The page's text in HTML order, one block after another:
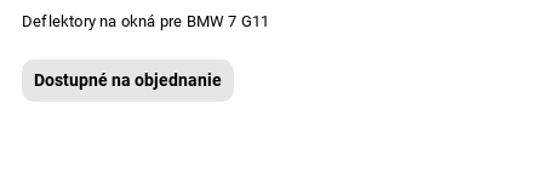
Deflektory na okná pre BMW 7 G11
Dostupné na objednanie